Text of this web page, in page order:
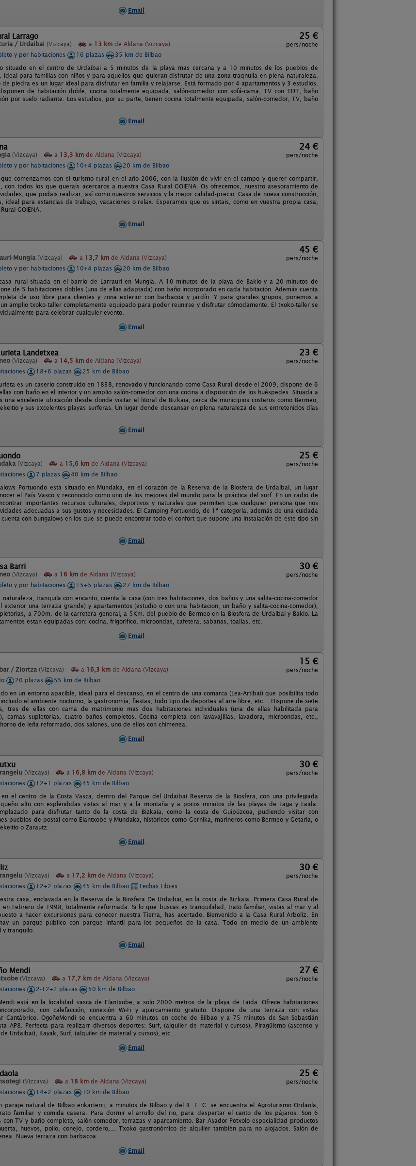
Email
Larrago
/ Urdaibai (Vizcaya) a 13 km de Aldana (Vizcaya)
25 €
pers/noche
y por habitaciones
16 plazas
35 km de Bilbao
situado en el centro de Urdaibai a 5 minutos de la playa mas cercana y a 10 minutos de los pueblos de
Ideal para familias con niños y para aquellos que quieran disfrutar de una zona traqnuila en plena naturaleza.
de piedra es un lugar ideal para disfrutar en familia y relajarse. Está formado por 4 apartamentos y 3 estudios.
de habitación doble, cocina totalmente equipada, salón-comedor con sofá-cama, TV con TDT, baño
por suelo radiante. Los estudios, por su parte, tienen cocina totalmente equipada, salón-comedor, TV, baño
Email
(Vizcaya) a 13,3 km de Aldana (Vizcaya)
24 €
pers/noche
y por habitaciones
10+4 plazas
20 km de Bilbao
que comenzamos con el turismo rural en el año 2006, con la ilusión de vivir en el campo y querer compartir,
con todos los que queraís acercaros a nuestra Casa Rural GOIENA. Os ofrecemos, nuestro asesoramiento de
que podais realizar, así como nuestros servicios y la mejor calidad-precio. Casa de nueva construcción,
ideal para estancias de trabajo, vacaciones o relax. Esperamos que os sintais, como en vuestra propia casa,
GOIENA.
Email
Mungia (Vizcaya) a 13,7 km de Aldana (Vizcaya)
45 €
pers/noche
y por habitaciones
10+4 plazas
20 km de Bilbao
rural situada en el barrio de Larrauri en Mungia. A 10 minutos de la playa de Bakio y a 20 minutos de
de 5 habitaciones dobles (una de ellas adaptada) con baño incorporado en cada habitación. Además cuenta
de uso libre para clientes y zona exterior con barbacoa y jardín. Y para grandes grupos, ponemos a
amplio txoko-taller completamente equipado para poder reunirse y disfrutar cómodamente. El txoko-taller se
para celebrar cualquier evento.
Email
Landetxea
(Vizcaya) a 14,5 km de Aldana (Vizcaya)
23 €
pers/noche
18+6 plazas
25 km de Bilbao
es un caserío construido en 1838, renovado y funcionando como Casa Rural desde el 2009, dispone de 6
con baño en el interior y un amplio salón-comedor con una cocina a disposición de los huéspedes. Situada a
una excelente ubicación desde donde visitar el litoral de Bizkaia, cerca de municipios costeros como Bermeo,
y sus excelentes playas surferas. Un lugar donde descansar en plena naturaleza de sus entretenidos días
Email
(Vizcaya) a 15,6 km de Aldana (Vizcaya)
25 €
pers/noche
7 plazas
40 km de Bilbao
Portuondo está situado en Mundaka, en el corazón de la Reserva de la Biosfera de Urdaibai, un lugar
el País Vasco y reconocido como uno de los mejores del mundo para la práctica del surf. En un radio de
importantes recursos culturales, deportivos y naturales que permiten que cualquier persona que nos
adecuadas a sus gustos y necesidades. El Camping Portuondo, de 1ª categoría, además de una cuidada
con bungalows en los que se puede encontrar todo el confort que supone una instalación de este tipo sin
Email
Barri
(Vizcaya) a 16 km de Aldana (Vizcaya)
30 €
pers/noche
y por habitaciones
15+5 plazas
27 km de Bilbao
tranquila con encanto, cuenta la casa (con tres habitaciones, dos baños y una salita-cocina-comedor
exterior una terraza grande) y apartamentos (estudio o con una habitacion, un baño y salita-cocina-comedor),
a 700m. de la carretera general, a 5Km. del pueblo de Bermeo en la Biosfera de Urdaibai y Bakio. La
estan equipadas con: cocina, frigorífico, microondas, cafetera, sabanas, toallas, etc.
Email
/ Ziortza (Vizcaya) a 16,3 km de Aldana (Vizcaya)
15 €
pers/noche
20 plazas
55 km de Bilbao
en un entorno apacible, ideal para el descanso, en el centro de una comarca (Lea-Artibai) que posibilita todo
el ambiente nocturno, la gastronomía, fiestas, todo tipo de deportes al aire libre, etc... Dispone de siete
tres de ellas con cama de matrimonio mas dos habitaciones individuales (una de ellas habilitada para
camas supletorias, cuatro baños completos. Cocina completa con lavavajillas, lavadora, microondas, etc.,
de leña reformado, dos salones, uno de ellos con chimenea.
Email
(Vizcaya) a 16,8 km de Aldana (Vizcaya)
30 €
pers/noche
12+1 plazas
45 km de Bilbao
en el centro de la Costa Vasca, dentro del Parque del Urdaibai Reserva de la Biosfera, con una privilegiada
alto con espléndidas vistas al mar y a la montaña y a pocos minutos de las playas de Laga y Laida.
para disfrutar tanto de la costa de Bizkaia, como la costa de Guipúzcoa, pudiendo visitar con
pueblos de postal como Elantxobe y Mundaka, históricos como Gernika, marineros como Bermeo y Getaria, o
o Zarautz.
Email
(Vizcaya) a 17,2 km de Aldana (Vizcaya)
30 €
pers/noche
12+2 plazas 45 km de Bilbao
Fechas Libres
casa, enclavada en la Reserva de la Biosfera De Urdaibai, en la costa de Bizkaia. Primera Casa Rural de
en Febrero de 1998, totalmente reformada. Si lo que buscas es tranquilidad, trato familiar, vistas al mar y al
a hacer excursiones para conocer nuestra Tierra, has acertado. Bienvenido a la Casa Rural Arboliz. En
un parque público con parque infantil para los pequeños de la casa. Todo en medio de un ambiente
y tranquilo.
Email
Mendi
(Vizcaya) a 17,7 km de Aldana (Vizcaya)
27 €
pers/noche
2-12+2 plazas
50 km de Bilbao
está en la localidad vasca de Elantxobe, a solo 2000 metros de la playa de Laida. Ofrece habitaciones
con calefacción, conexión Wi-Fi y aparcamiento gratuito. Dispone de una terraza con vistas
Cantábrico. OgoñoMendi se encuentra a 60 minutos en coche de Bilbao y a 75 minutos de San Sebastián
AP8. Perfecta para realizarr diversos deportes: Surf, (alquiler de material y cursos), Piragüismo (ascenso y
Urdaibai), Kayak, Surf, (alquiler de material y cursos), etc...
Email
(Vizcaya) a 18 km de Aldana (Vizcaya)
25 €
pers/noche
14+2 plazas
10 km de Bilbao
paraje natural de Bilbao enkarterri, a minutos de Bilbao y del B. E. C. se encuentra el Agroturismo Ordaola,
familiar y comida casera. Para dormir el arrullo del rio, para despertar el canto de los pájaros. Son 6
con TV y baño completo, salón-comedor, terrazas y aparcamiento. Bar Asador Potxolo especialidad productos
huevos, pollo, conejo, cordero,... Txoko gastronómico de alquiler también para no alojados. Salón de
Nueva terraza con barbacoa.
Email